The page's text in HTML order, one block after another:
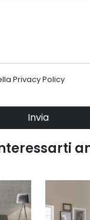
Privacy Policy
Invia